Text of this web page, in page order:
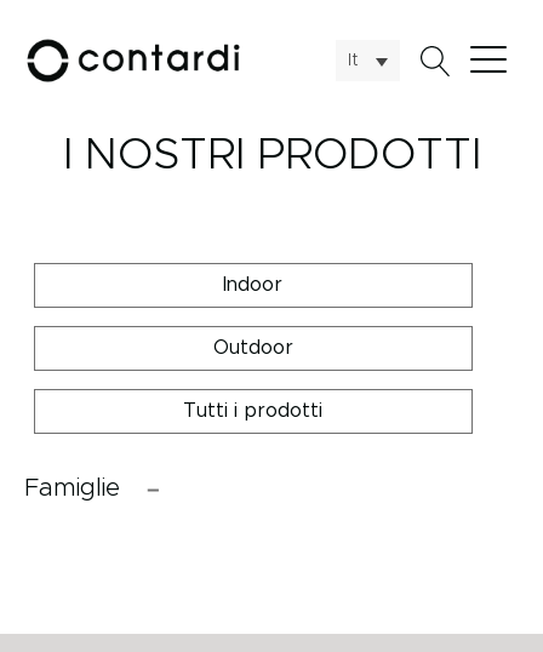
It
I NOSTRI PRODOTTI
Indoor
Outdoor
Tutti i prodotti
Famiglie